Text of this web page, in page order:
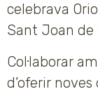
celebrava
Sant Joan de
Col·laborar
d’oferir